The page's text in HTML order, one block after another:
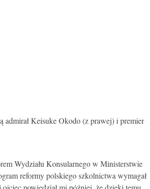
Keisuke Okodo (z prawej) i premier
Wydziału Konsularnego w Ministerstwie
reformy polskiego szkolnictwa wymagał